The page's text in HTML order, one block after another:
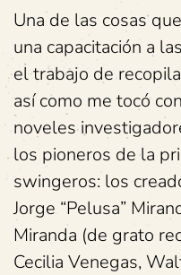
Una de las cosas
una capacitación a
el trabajo de
así como me tocó
noveles
los pioneros de la
swingeros: los
Jorge “Pelusa”
Miranda (de grato
Cecilia Venegas,